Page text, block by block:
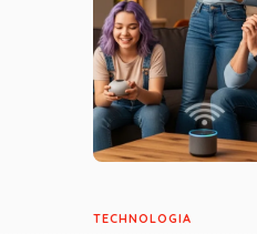
TECHNOLOGIA